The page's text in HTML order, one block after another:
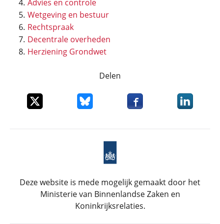
Advies en controle
Wetgeving en bestuur
Rechtspraak
Decentrale overheden
Herziening Grondwet
Delen
Deel dit item op XDeel dit item op Bluesky
Deel dit item opDeel dit
Deze website is mede mogelijk gemaakt door het
Ministerie van Binnenlandse Zaken en
Koninkrijksrelaties.